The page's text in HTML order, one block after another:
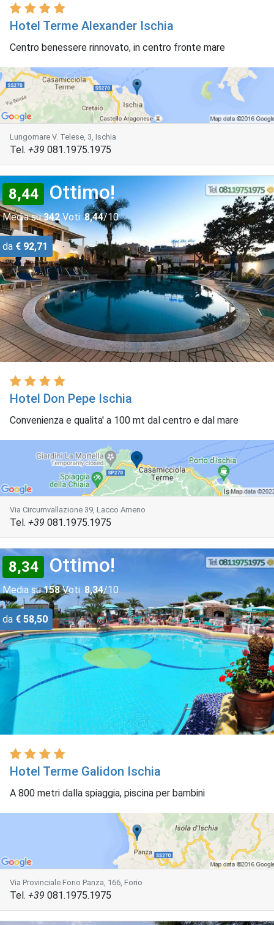
Hotel Terme Alexander Ischia
Centro benessere rinnovato, in centro fronte mare
Lungomare V. Telese, 3, Ischia
Tel. +39 081.1975.1975
8,44 Ottimo!
Media su342Voti: 8,44/10
da € 92,71
Hotel Don Pepe Ischia
Convenienza e qualita' a 100 mt dal centro e dal mare
Via Circumvallazione 39, Lacco Ameno
Tel. +39 081.1975.1975
8,34 Ottimo!
Media su158Voti: 8,34/10
da € 58,50
Hotel Terme Galidon Ischia
A 800 metri dalla spiaggia, piscina per bambini
Via Provinciale Forio Panza, 166, Forio
Tel. +39 081.1975.1975